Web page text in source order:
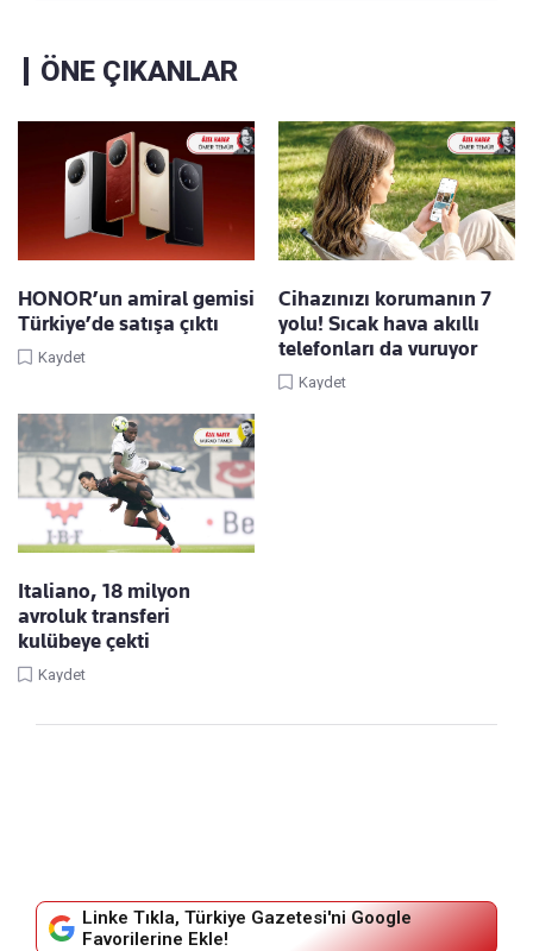
ÖNE ÇIKANLAR
HONOR’un amiral gemisi
Türkiye’de satışa çıktı
Kaydet
Cihazınızı korumanın 7
yolu! Sıcak hava akıllı
telefonları da vuruyor
Kaydet
Italiano, 18 milyon
avroluk transferi
kulübeye çekti
Kaydet
Linke Tıkla, Türkiye Gazetesi'ni Google
Favorilerine Ekle!